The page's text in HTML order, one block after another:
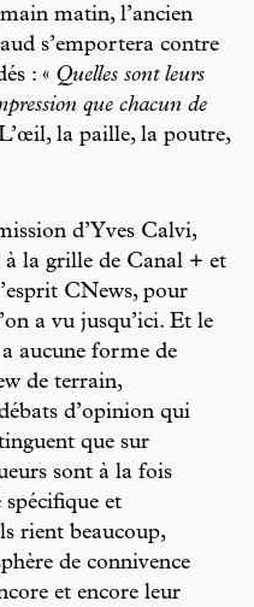
matin, l’ancien
s’emportera contre
: « Quelles sont leurs
que chacun de
la paille, la poutre,
d’Yves Calvi,
à la grille de Canal + et
CNews, pour
a vu jusqu’ici. Et le
aucune forme de
de terrain,
d’opinion qui
que sur
sont à la fois
spécifique et
rient beaucoup,
de connivence
et encore leur